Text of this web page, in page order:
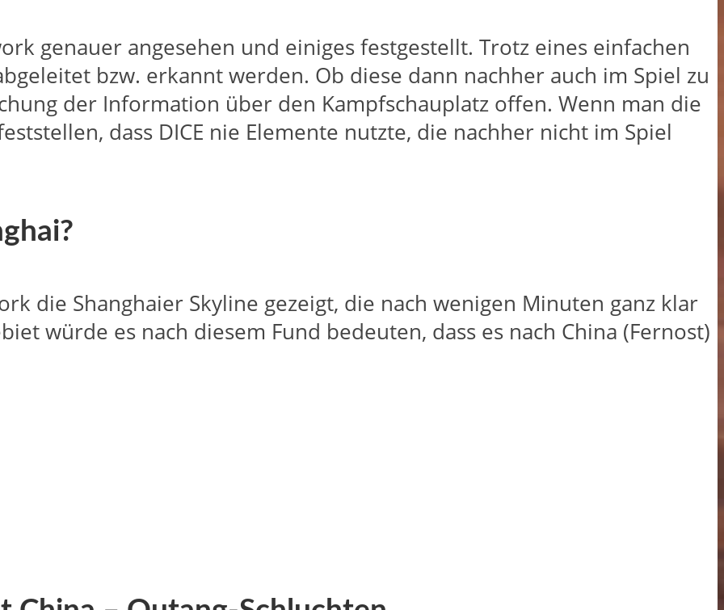
genauer angesehen und einiges festgestellt. Trotz eines einfachen
bzw. erkannt werden. Ob diese dann nachher auch im Spiel zu
der Information über den Kampfschauplatz offen. Wenn man die
dass DICE nie Elemente nutzte, die nachher nicht im Spiel
die Shanghaier Skyline gezeigt, die nach wenigen Minuten ganz klar
würde es nach diesem Fund bedeuten, dass es nach China (Fernost)